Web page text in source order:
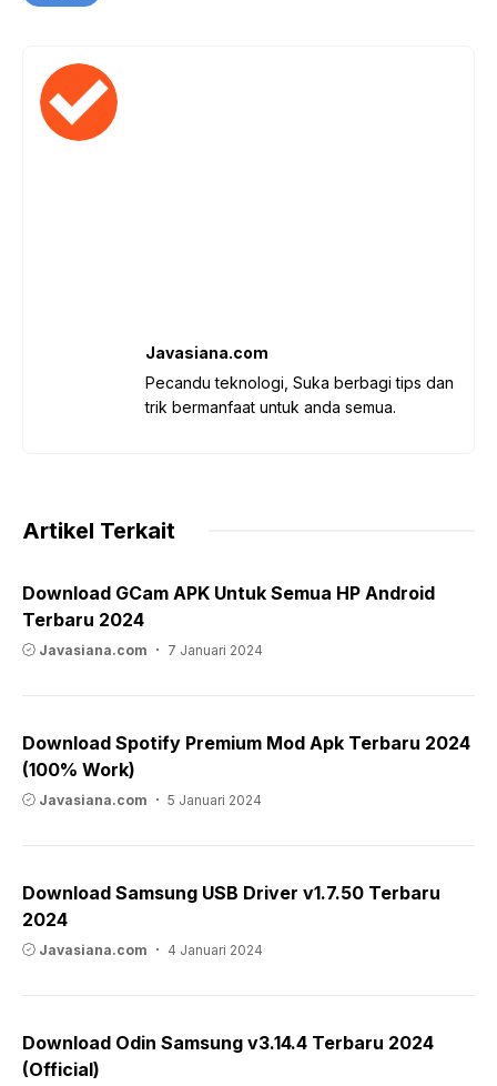
Javasiana.com
Pecandu teknologi, Suka berbagi tips dan
trik bermanfaat untuk anda semua.
Artikel Terkait
Download GCam APK Untuk Semua HP Android
Terbaru 2024
Javasiana.com 7 Januari 2024
Download Spotify Premium Mod Apk Terbaru 2024
(100% Work)
Javasiana.com 5 Januari 2024
Download Samsung USB Driver v1.7.50 Terbaru
2024
Javasiana.com 4 Januari 2024
Download Odin Samsung v3.14.4 Terbaru 2024
(Official)